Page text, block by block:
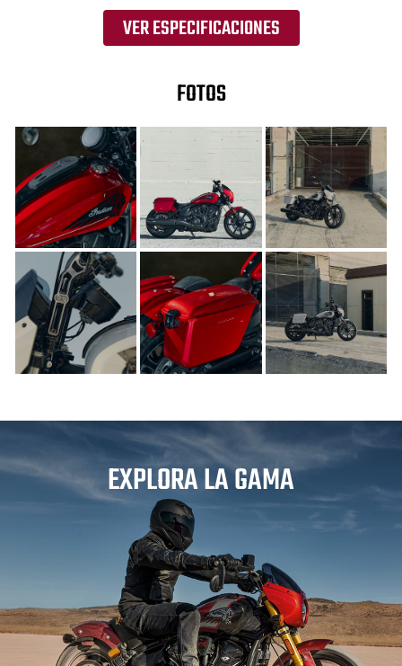
VER ESPECIFICACIONES
FOTOS
EXPLORA LA GAMA